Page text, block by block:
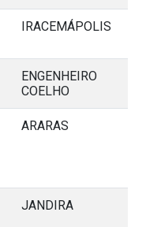
IRACEMÁPOLIS
ENGENHEIRO
COELHO
ARARAS
JANDIRA